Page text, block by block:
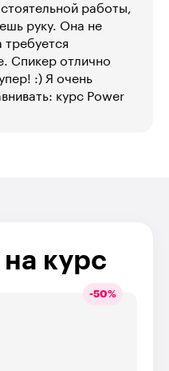
работы,
руку. Она не
требуется
Спикер отлично
:) Я очень
курс Power
курс
-50%